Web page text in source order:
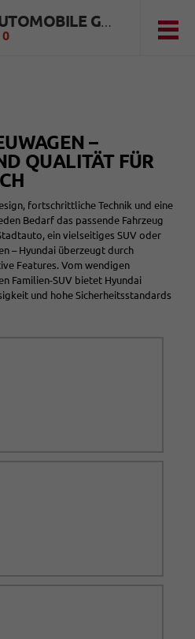
HUBER AUTOMOBILE GMBH
0
–
QUALITÄT FÜR
fortschrittliche Technik und eine
Bedarf das passende Fahrzeug
ein vielseitiges SUV oder
– Hyundai überzeugt durch
Features. Vom wendigen
Familien-SUV bietet Hyundai
und hohe Sicherheitsstandards